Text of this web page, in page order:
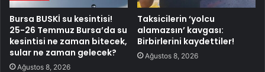
Bursa BUSKİ su kesintisi!
25-26 Temmuz Bursa’da su
kesintisi ne zaman bitecek,
sular ne zaman gelecek?
Ağustos 8, 2026
Taksicilerin ‘yolcu
alamazsın’ kavgası:
Birbirlerini kaydettiler!
Ağustos 8, 2026